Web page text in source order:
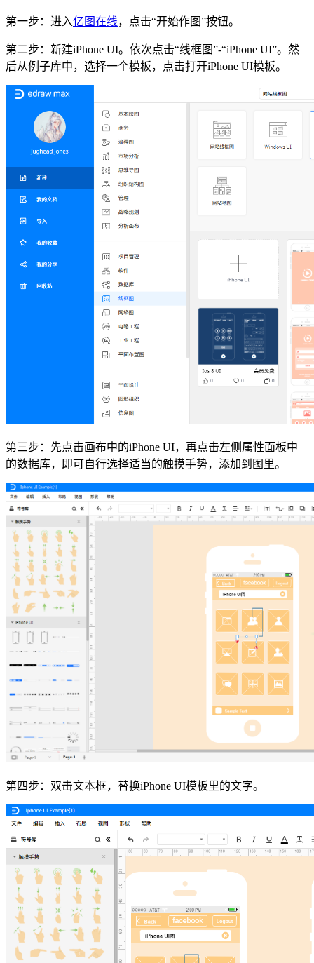
第一步：进入亿图在线，点击“开始作图”按钮。
第二步：新建iPhone UI。依次点击“线框图”-“iPhone UI”。然
后从例子库中，选择一个模板，点击打开iPhone UI模板。
第三步：先点击画布中的iPhone UI，再点击左侧属性面板中
的数据库，即可自行选择适当的触摸手势，添加到图里。
第四步：双击文本框，替换iPhone UI模板里的文字。